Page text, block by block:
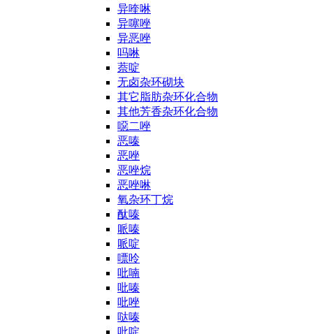
异喹啉
异噻唑
异恶唑
吗啉
萘啶
无卤杂环砌块
其它脂肪杂环化合物
其他芳香杂环化合物
噁二唑
恶嗪
恶唑
恶唑烷
恶唑啉
氧杂环丁烷
酞嗪
哌嗪
哌啶
嘌呤
吡喃
吡嗪
吡唑
哒嗪